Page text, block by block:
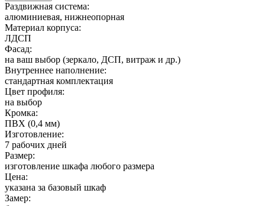
Раздвижная система:
алюминиевая, нижнеопорная
Материал корпуса:
ЛДСП
Фасад:
на ваш выбор (зеркало, ДСП, витраж и др.)
Внутреннее наполнение:
стандартная комплектация
Цвет профиля:
на выбор
Кромка:
ПВХ (0,4 мм)
Изготовление:
7 рабочих дней
Размер:
изготовление шкафа любого размера
Цена:
указана за базовый шкаф
Замер: